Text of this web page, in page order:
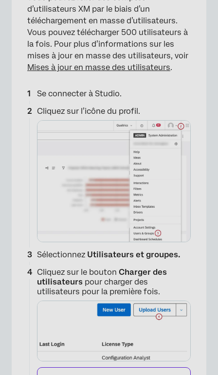
d’utilisateurs XM par le biais d’un
téléchargement en masse d’utilisateurs.
Vous pouvez télécharger 500 utilisateurs à
la fois. Pour plus d’informations sur les
mises à jour en masse des utilisateurs, voir
Mises à jour en masse des utilisateurs.
Se connecter à Studio.
Cliquez sur l’icône du profil.
Sélectionnez Utilisateurs et groupes.
Cliquez sur le bouton Charger des
utilisateurs pour charger des
utilisateurs pour la première fois.